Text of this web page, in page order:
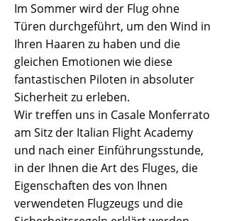
Im Sommer wird der Flug ohne
Türen durchgeführt, um den Wind in
Ihren Haaren zu haben und die
gleichen Emotionen wie diese
fantastischen Piloten in absoluter
Sicherheit zu erleben.
Wir treffen uns in Casale Monferrato
am Sitz der Italian Flight Academy
und nach einer Einführungsstunde,
in der Ihnen die Art des Fluges, die
Eigenschaften des von Ihnen
verwendeten Flugzeugs und die